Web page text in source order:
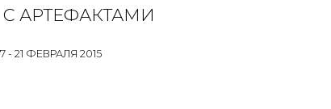
АРТЕФАКТАМИ
- 21 ФЕВРАЛЯ 2015